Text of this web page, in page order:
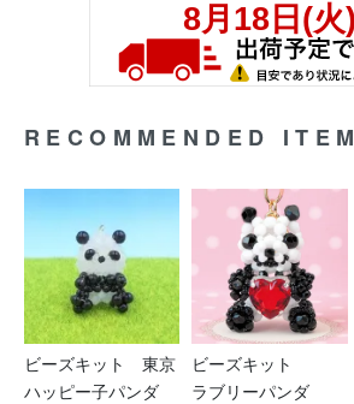
RECOMMENDED ITEM
ビーズキット 東京
ハッピー子パンダ
ビーズキット
ラブリーパンダ